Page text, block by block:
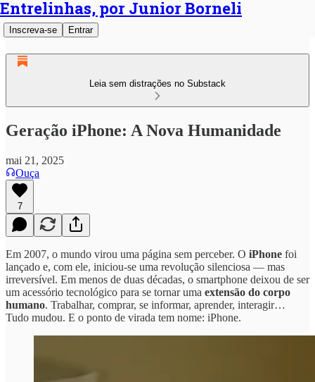
Entrelinhas, por Junior Borneli
Inscreva-se Entrar
Leia sem distrações no Substack
Geração iPhone: A Nova Humanidade
mai 21, 2025
Ouça
7
Em 2007, o mundo virou uma página sem perceber. O iPhone foi
lançado e, com ele, iniciou-se uma revolução silenciosa — mas
irreversível. Em menos de duas décadas, o smartphone deixou de ser
um acessório tecnológico para se tornar uma extensão do corpo
humano. Trabalhar, comprar, se informar, aprender, interagir…
Tudo mudou. E o ponto de virada tem nome: iPhone.